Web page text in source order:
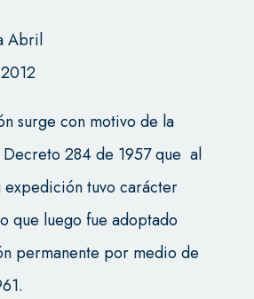
Abril
surge con motivo de la
284 de 1957 que al
expedición tuvo carácter
que luego fue adoptado
permanente por medio de